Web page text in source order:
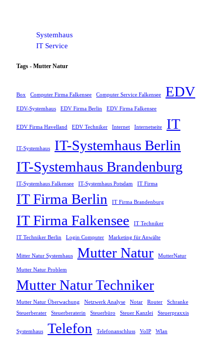
Systemhaus
IT Service
Tags - Mutter Natur
Box Computer Firma Falkensee Computer Service Falkensee EDV
EDV-Systemhaus EDV Firma Berlin EDV Firma Falkensee
EDV Firma Havelland EDV Techniker Internet Internetseite IT
IT-Systemhaus
IT-Systemhaus Berlin
IT-Systemhaus Brandenburg
IT-Systemhaus Falkensee IT-Systemhaus Potsdam IT Firma
IT Firma Berlin IT Firma Brandenburg
IT Firma Falkensee IT Techniker
IT Techniker Berlin Login Computer Marketing für Anwälte
Mitter Natur Systemhaus Mutter Natur MutterNatur
Mutter Natur Problem
Mutter Natur Techniker
Mutter Natur Überwachung Netzwerk Analyse Notar Router
Schranke
Steuerberater
Steuerberaterin Steuerbüro Steuer Kanzlei Steuerpraxxis
Systemhaus Telefon Telefonanschluss VoIP Wlan